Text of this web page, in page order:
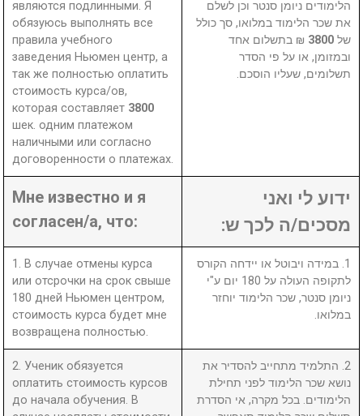
являются подлинными. Я
обязуюсь выполнять все
правила учебного
заведения Ньюмен центр, а
так же полностью оплатить
стоимость курса/ов,
которая составляет 3800
шек. одним платежом
наличными или согласно
договоренности о платежах.
הלימודים ניומן סנטר וכן לשלם
את שכר הלימוד במלואו, סך כולל
של 3800 ₪ בתשלום אחד
ובמזומן, או על פי הסדר
תשלומים, שעליו הוסכם.
Мне известно и я
согласен/а, что:
ידוע לי ואני
מסכים/ה לכך ש:
1. В случае отмены курса
или отсрочки на срок свыше
180 дней Ньюмен центром,
стоимость курса будет мне
возвращена полностью.
1. במידה ויבוטל או יידחה הקורס
לתקופה העולה על 180 יום ע"י
ניומן סנטר, שכר הלימוד יוחזר
במלואו.
2. Ученик обязуется
оплатить стоимость курсов
до начала обучения. В
2. התלמיד מתחייב להסדיר את
נושא שכר הלימוד לפני תחילת
הלימודים. בכל מקרה, אי הסדרת